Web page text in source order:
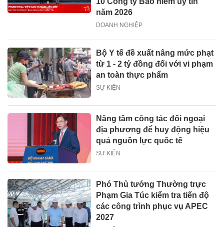
năm 2026
DOANH NGHIỆP
Bộ Y tế đề xuất nâng mức phạt
từ 1 - 2 tỷ đồng đối với vi phạm
an toàn thực phẩm
SỰ KIỆN
Nâng tầm công tác đối ngoại
địa phương để huy động hiệu
quả nguồn lực quốc tế
SỰ KIỆN
Phó Thủ tướng Thường trực
Phạm Gia Túc kiểm tra tiến độ
các công trình phục vụ APEC
2027